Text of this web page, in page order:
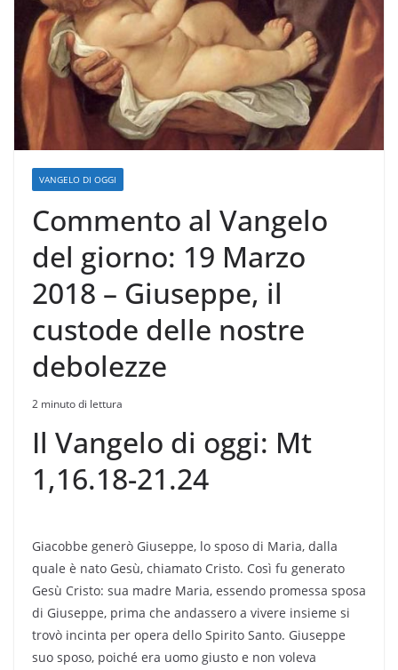
VANGELO DI OGGI
Commento al Vangelo
del giorno: 19 Marzo
2018 – Giuseppe, il
custode delle nostre
debolezze
2 minuto di lettura
Il Vangelo di oggi: Mt
1,16.18-21.24
Giacobbe generò Giuseppe, lo sposo di Maria, dalla
quale è nato Gesù, chiamato Cristo. Così fu generato
Gesù Cristo: sua madre Maria, essendo promessa sposa
di Giuseppe, prima che andassero a vivere insieme si
trovò incinta per opera dello Spirito Santo. Giuseppe
suo sposo, poiché era uomo giusto e non voleva